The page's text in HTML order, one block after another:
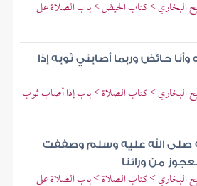
البخاري > كتاب الحيض > باب الصلاة على
حائض وربما أصابني ثوبه إذا
البخاري > كتاب الصلاة > باب إذا أصاب ثوب
صلى الله عليه وسلم وصففت
من ورائنا
> كتاب الصلاة > باب الصلاة على